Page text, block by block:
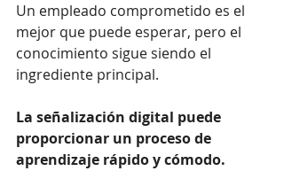
Un empleado comprometido es el
mejor que puede esperar, pero el
conocimiento sigue siendo el
ingrediente principal.
La señalización digital puede
proporcionar un proceso de
aprendizaje rápido y cómodo.